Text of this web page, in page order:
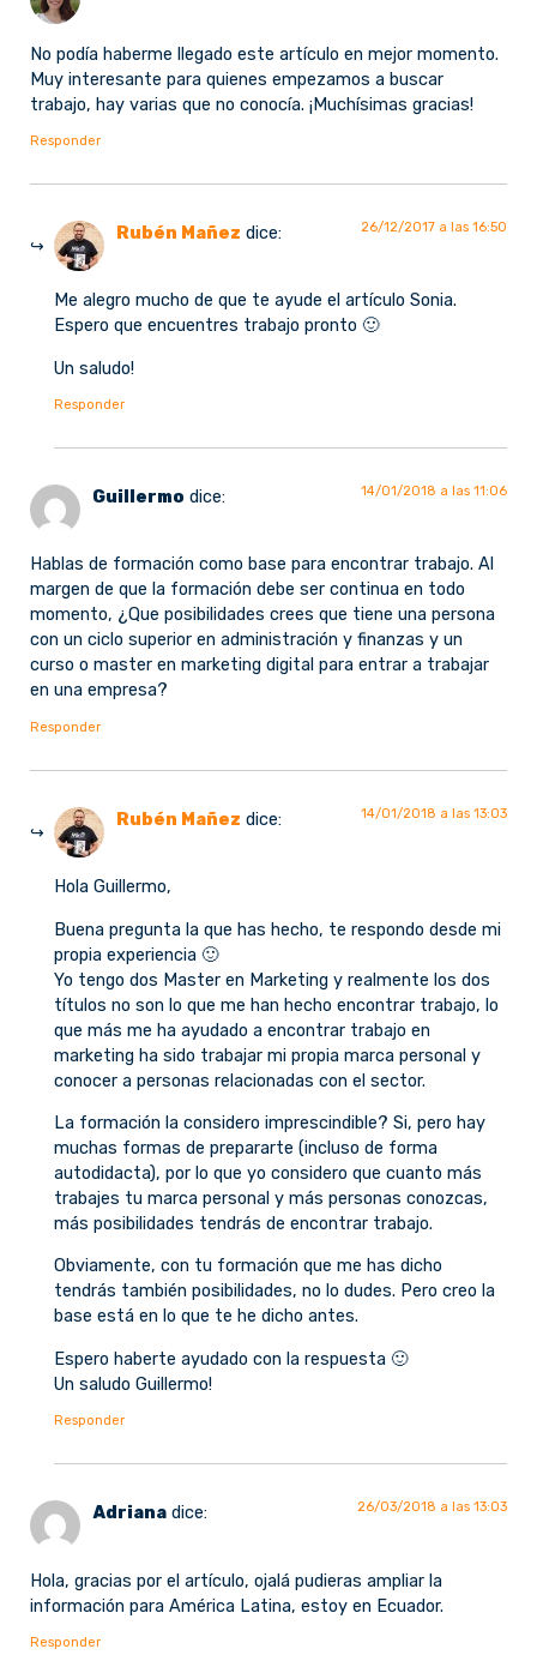
No podía haberme llegado este artículo en mejor momento.
Muy interesante para quienes empezamos a buscar
trabajo, hay varias que no conocía. ¡Muchísimas gracias!
Responder
Rubén Mañez dice: 26/12/2017 a las 16:50
Me alegro mucho de que te ayude el artículo Sonia.
Espero que encuentres trabajo pronto 🙂
Un saludo!
Responder
Guillermo dice: 14/01/2018 a las 11:06
Hablas de formación como base para encontrar trabajo. Al
margen de que la formación debe ser continua en todo
momento, ¿Que posibilidades crees que tiene una persona
con un ciclo superior en administración y finanzas y un
curso o master en marketing digital para entrar a trabajar
en una empresa?
Responder
Rubén Mañez dice: 14/01/2018 a las 13:03
Hola Guillermo,
Buena pregunta la que has hecho, te respondo desde mi
propia experiencia 🙂
Yo tengo dos Master en Marketing y realmente los dos
títulos no son lo que me han hecho encontrar trabajo, lo
que más me ha ayudado a encontrar trabajo en
marketing ha sido trabajar mi propia marca personal y
conocer a personas relacionadas con el sector.
La formación la considero imprescindible? Si, pero hay
muchas formas de prepararte (incluso de forma
autodidacta), por lo que yo considero que cuanto más
trabajes tu marca personal y más personas conozcas,
más posibilidades tendrás de encontrar trabajo.
Obviamente, con tu formación que me has dicho
tendrás también posibilidades, no lo dudes. Pero creo la
base está en lo que te he dicho antes.
Espero haberte ayudado con la respuesta 🙂
Un saludo Guillermo!
Responder
Adriana dice: 26/03/2018 a las 13:03
Hola, gracias por el artículo, ojalá pudieras ampliar la
información para América Latina, estoy en Ecuador.
Responder